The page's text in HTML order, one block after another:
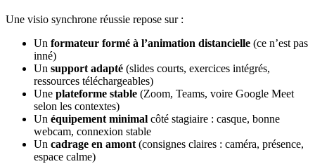
Une visio synchrone réussie repose sur :
Un formateur formé à l’animation distancielle (ce n’est pas
inné)
Un support adapté (slides courts, exercices intégrés,
ressources téléchargeables)
Une plateforme stable (Zoom, Teams, voire Google Meet
selon les contextes)
Un équipement minimal côté stagiaire : casque, bonne
webcam, connexion stable
Un cadrage en amont (consignes claires : caméra, présence,
espace calme)